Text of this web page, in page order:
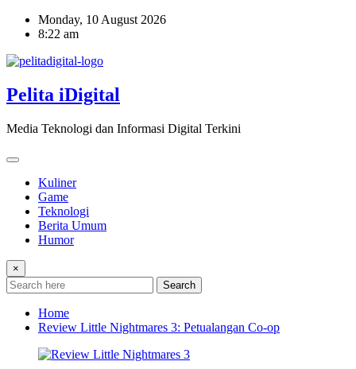
Skip
Monday, 10 August 2026
8:22 am
Pelita iDigital
Media Teknologi dan Informasi Digital Terkini
Kuliner
Game
Teknologi
Berita Umum
Humor
×
Search
Home
Review Little Nightmares 3: Petualangan Co-op